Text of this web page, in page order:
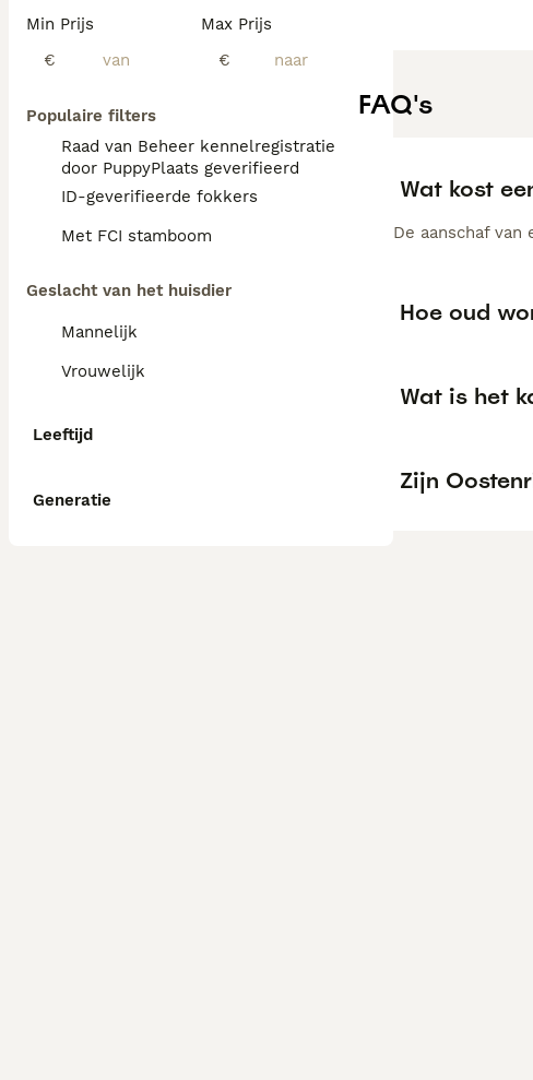
Min Prijs
€
Max Prijs
€
Populaire filters
Raad van Beheer kennelregistratie
door PuppyPlaats geverifieerd
ID-geverifieerde fokkers
Met FCI stamboom
Geslacht van het huisdier
Mannelijk
Vrouwelijk
Leeftijd
Generatie
FAQ's
Wat kost
De aanschaf
Hoe oud
Wat is het
Zijn